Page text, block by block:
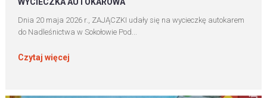
Dnia 20 maja 2026 r., ZAJĄCZKI udały się na wycieczkę autokarem
do Nadleśnictwa w Sokołowie Pod...
Czytaj więcej